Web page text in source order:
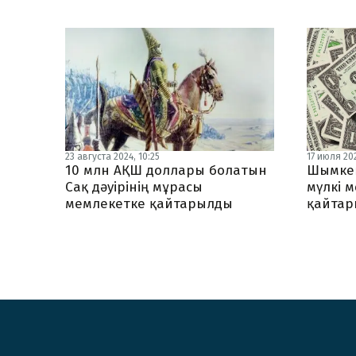
23 августа 2024, 10:25
10 млн АҚШ доллары болатын
Сақ дәуірінің мұрасы
мемлекетке қайтарылды
17 июля
мүлкі